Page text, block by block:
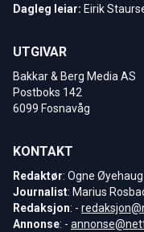
Dagleg leiar: Eirik
UTGIVAR
Bakkar & Berg Media AS
Postboks 142
6099 Fosnavåg
KONTAKT
Redaktør: Ogne
Journalist: Marius
Redaksjon: -
Annonse: -